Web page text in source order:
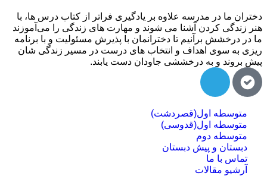
دختران ما در مدرسه علاوه بر یادگیری فراتر از کتاب درس ها، با
هنر زندگی کردن آشنا می شوند و مهارت های زندگی را می‌آموزند
ما در درخشش برآنیم تا دخترانمان با پذیرش مسئولیت و با برنامه
ریزی به سوی اهداف و انتخاب های درست در مسیر زندگی شان
پیش بروند و به درخششی جاودان دست یابند.
متوسطه اول(قصردشت)
متوسطه اول(قدوسی)
متوسطه دوم
دبستان و پیش دبستان
تماس با ما
آرشیو مقالات